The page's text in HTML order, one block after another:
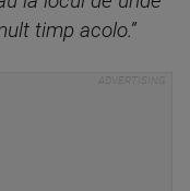
timp acolo.”